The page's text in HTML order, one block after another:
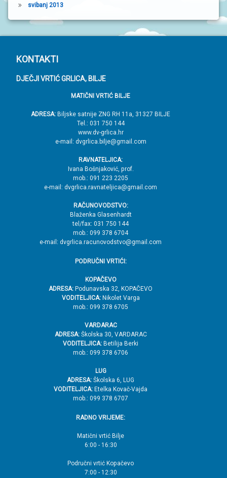
svibanj 2013
P
o
KONTAKTI
DJEČJI VRTIĆ GRLICA, BILJE
MATIČNI VRTIĆ BILJE
ADRESA: Biljske satnije ZNG RH 11a, 31327 BILJE
Tel.: 031 750 144
www.dv-grlica.hr
e-mail: dvgrlica.bilje@gmail.com
RAVNATELJICA:
Ivana Bošnjaković, prof.
mob.: 091 223 2205
e-mail: dvgrlica.ravnateljica@gmail.com
RAČUNOVODSTVO:
Blaženka Glasenhardt
tel/fax: 031 750 144
mob.: 099 378 6704
e-mail: dvgrlica.racunovodstvo@gmail.com
PODRUČNI VRTIĆI:
KOPAČEVO
ADRESA: Podunavska 32, KOPAČEVO
VODITELJICA:Nikolet Varga
mob.: 099 378 6705
VARDARAC
ADRESA:Školska 30, VARDARAC
VODITELJICA: Betilija Berki
mob.: 099 378 6706
LUG
ADRESA: Školska 6, LUG
VODITELJICA: Etelka Kovač-Vajda
mob.: 099 378 6707
RADNO VRIJEME:
Matični vrtić Bilje
6:00 - 16:30
Područni vrtić Kopačevo
7:00 - 12:30